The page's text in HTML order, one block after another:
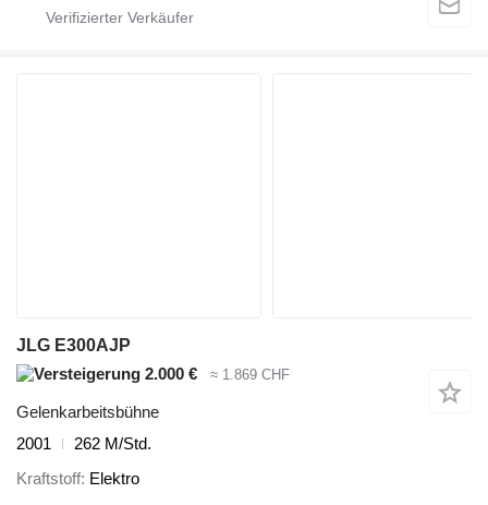
JLG E300AJP
2.000 €
≈ 1.869 CHF
Gelenkarbeitsbühne
2001
262 M/Std.
Kraftstoff Elektro